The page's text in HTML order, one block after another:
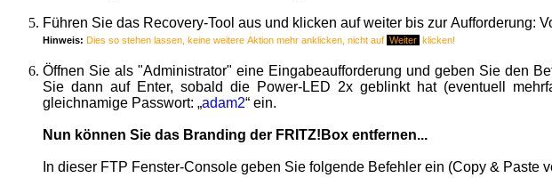
Führen Sie das Recovery-Tool aus und klicken auf weiter bis zur Aufforderung:
Hinweis: Dies so stehen lassen, keine weitere Aktion mehr anklicken, nicht auf Weiter klicken!
Öffnen Sie als "Administrator" eine Eingabeaufforderung und geben Sie den
Sie dann auf Enter, sobald die Power-LED 2x geblinkt hat (eventuell
gleichnamige Passwort: „adam2“ ein.
Nun können Sie das Branding der FRITZ!Box entfernen...
In dieser FTP Fenster-Console geben Sie folgende Befehler ein (Copy & Paste